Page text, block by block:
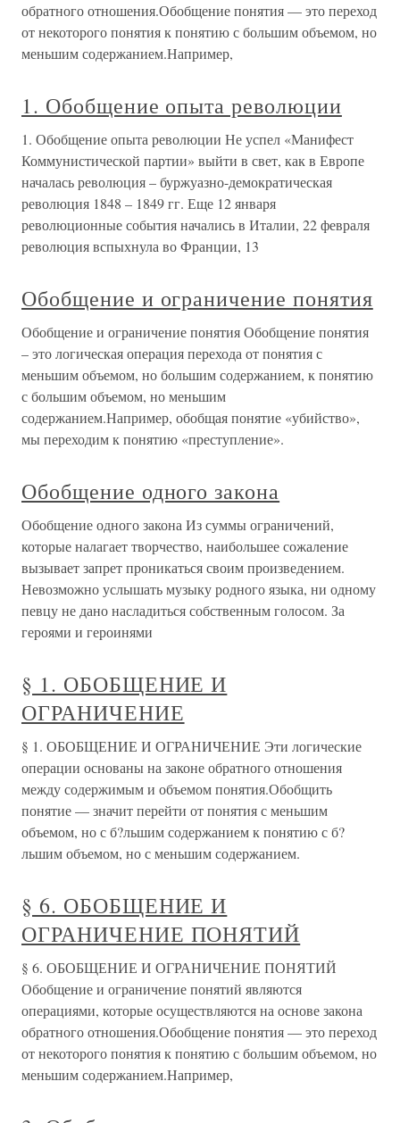
обратного отношения.Обобщение понятия — это переход
от некоторого понятия к понятию с большим объемом, но
меньшим содержанием.Например,
1. Обобщение опыта революции
1. Обобщение опыта революции Не успел «Манифест
Коммунистической партии» выйти в свет, как в Европе
началась революция – буржуазно-демократическая
революция 1848 – 1849 гг. Еще 12 января
революционные события начались в Италии, 22 февраля
революция вспыхнула во Франции, 13
Обобщение и ограничение понятия
Обобщение и ограничение понятия Обобщение понятия
– это логическая операция перехода от понятия с
меньшим объемом, но большим содержанием, к понятию
с большим объемом, но меньшим
содержанием.Например, обобщая понятие «убийство»,
мы переходим к понятию «преступление».
Обобщение одного закона
Обобщение одного закона Из суммы ограничений,
которые налагает творчество, наибольшее сожаление
вызывает запрет проникаться своим произведением.
Невозможно услышать музыку родного языка, ни одному
певцу не дано насладиться собственным голосом. За
героями и героинями
§ 1. ОБОБЩЕНИЕ И
ОГРАНИЧЕНИЕ
§ 1. ОБОБЩЕНИЕ И ОГРАНИЧЕНИЕ Эти логические
операции основаны на законе обратного отношения
между содержимым и объемом понятия.Обобщить
понятие — значит перейти от понятия с меньшим
объемом, но с б?льшим содержанием к понятию с б?
льшим объемом, но с меньшим содержанием.
§ 6. ОБОБЩЕНИЕ И
ОГРАНИЧЕНИЕ ПОНЯТИЙ
§ 6. ОБОБЩЕНИЕ И ОГРАНИЧЕНИЕ ПОНЯТИЙ
Обобщение и ограничение понятий являются
операциями, которые осуществляются на основе закона
обратного отношения.Обобщение понятия — это переход
от некоторого понятия к понятию с большим объемом, но
меньшим содержанием.Например,